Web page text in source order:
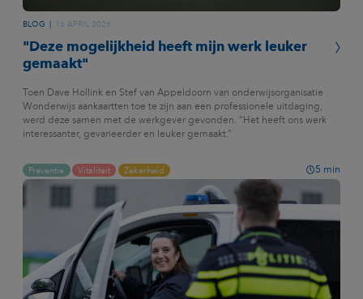
BLOG 16 APRIL 2026
"Deze mogelijkheid heeft mijn werk leuker
gemaakt"
Toen Dave Hollink en Stef van Appeldoorn van onderwijsorganisatie
Wonderwijs aankaartten toe te zijn aan een professionele uitdaging,
werd deze samen met de werkgever gevonden. “Het heeft ons werk
interessanter, gevarieerder en leuker gemaakt.”
Preventie Vitaliteit Zekerheid 5 min